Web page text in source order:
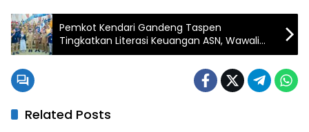
Pemkot Kendari Gandeng Taspen
Tingkatkan Literasi Keuangan ASN, Wawali
Ingatkan Bahaya Pinjol dan Investasi Ilegal
Related Posts